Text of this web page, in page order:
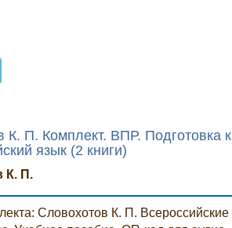
К. П. Комплект. ВПР. Подготовка
язык (2 книги)
К. П.
Словохотов К. П.